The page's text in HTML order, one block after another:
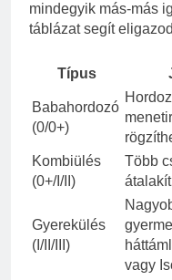
mindegyik más-más
táblázat segít
Típus
Babahordozó
(0/0+)
Kombiülés
(0+/I/II)
Több
Gyerekülés
(I/II/III)
vagy